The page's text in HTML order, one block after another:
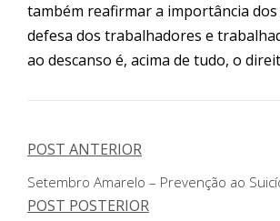
também reafirmar a importância
defesa dos trabalhadores e
ao descanso é, acima de tudo, o
POST ANTERIOR
Setembro Amarelo – Prevenção ao
POST POSTERIOR